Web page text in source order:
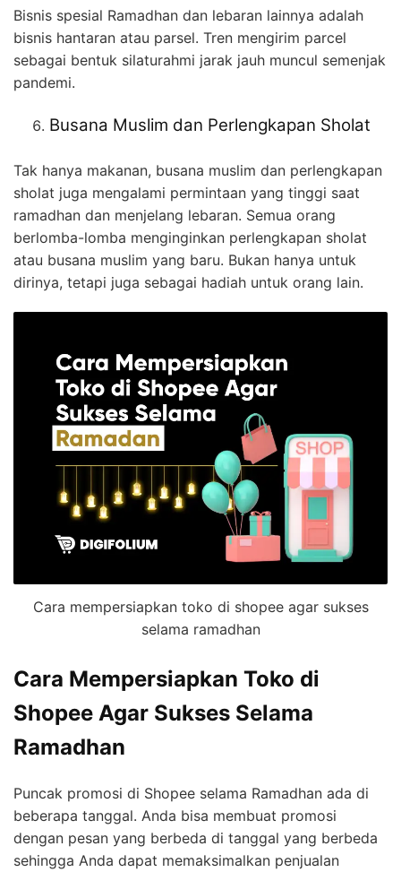
Bisnis spesial Ramadhan dan lebaran lainnya adalah
bisnis hantaran atau parsel. Tren mengirim parcel
sebagai bentuk silaturahmi jarak jauh muncul semenjak
pandemi.
Busana Muslim dan Perlengkapan Sholat
Tak hanya makanan, busana muslim dan perlengkapan
sholat juga mengalami permintaan yang tinggi saat
ramadhan dan menjelang lebaran. Semua orang
berlomba-lomba menginginkan perlengkapan sholat
atau busana muslim yang baru. Bukan hanya untuk
dirinya, tetapi juga sebagai hadiah untuk orang lain.
Cara mempersiapkan toko di shopee agar sukses
selama ramadhan
Cara Mempersiapkan Toko di
Shopee Agar Sukses Selama
Ramadhan
Puncak promosi di Shopee selama Ramadhan ada di
beberapa tanggal. Anda bisa membuat promosi
dengan pesan yang berbeda di tanggal yang berbeda
sehingga Anda dapat memaksimalkan penjualan